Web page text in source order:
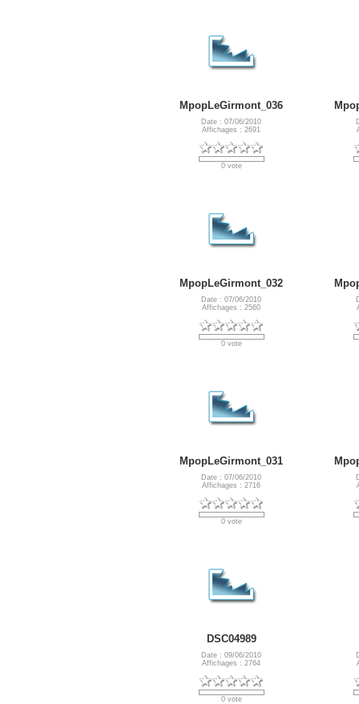
MpopLeGirmont_036
Date : 07/06/2010
Affichages : 2691
0 vote
MpopLeGirmont_032
Date : 07/06/2010
Affichages : 2560
0 vote
MpopLeGirmont_031
Date : 07/06/2010
Affichages : 2716
0 vote
DSC04989
Date : 09/06/2010
Affichages : 2764
0 vote